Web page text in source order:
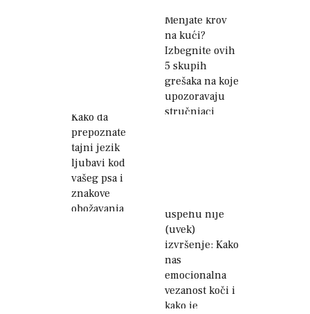
Menjate krov
na kući?
Izbegnite ovih
5 skupih
grešaka na koje
upozoravaju
stručnjaci
Kako da
prepoznate
tajni jezik
ljubavi kod
vašeg psa i
znakove
obožavanja
uspehu nije
(uvek)
izvršenje: Kako
nas
emocionalna
vezanost koči i
kako je